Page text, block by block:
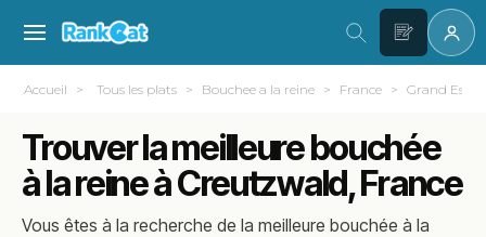
Accueil Tous les plats Bouchee a la reine France Grand Est
Trouver la meilleure bouchée
à la reine à Creutzwald, France
Vous êtes à la recherche de la meilleurebouchée à la